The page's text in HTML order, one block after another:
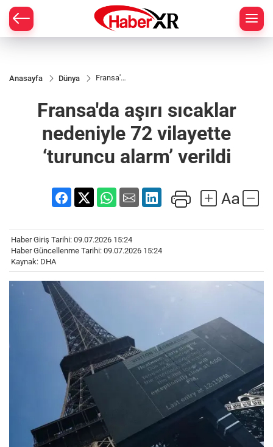
Anasayfa Dünya
Fransa'da
nedeniyle
72
vilayette
‘turuncu
alarm’
verildi
Fransa'da aşırı sıcaklar
nedeniyle 72 vilayette
‘turuncu alarm’ verildi
Haber Giriş Tarihi: 09.07.2026 15:24
Haber Güncellenme Tarihi: 09.07.2026 15:24
Kaynak: DHA